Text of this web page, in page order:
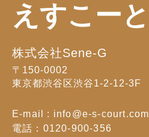
えすこーと
株式会社Sene-G
〒150-0002
東京都渋谷区渋谷1-2-12-3F
E-mail : info@e-s-court.com
電話：0120-900-356